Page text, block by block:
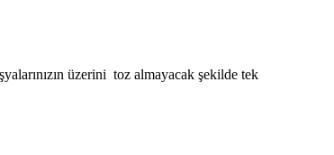
üzerini toz almayacak şekilde tek